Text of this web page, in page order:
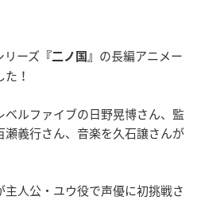
リーズ 『二ノ国』 の長編アニメー
！
ルファイブの日野晃博さん、監
瀬義行さん、音楽を久石譲さんが
人公・ユウ役で声優に初挑戦さ